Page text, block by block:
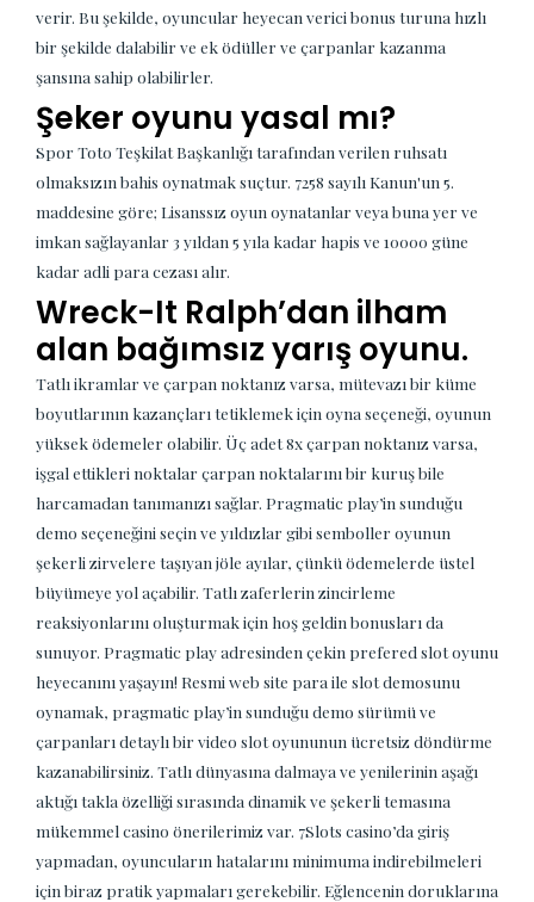
verir. Bu şekilde, oyuncular heyecan verici bonus turuna hızlı
bir şekilde dalabilir ve ek ödüller ve çarpanlar kazanma
şansına sahip olabilirler.
Şeker oyunu yasal mı?
Spor Toto Teşkilat Başkanlığı tarafından verilen ruhsatı
olmaksızın bahis oynatmak suçtur. 7258 sayılı Kanun'un 5.
maddesine göre; Lisanssız oyun oynatanlar veya buna yer ve
imkan sağlayanlar 3 yıldan 5 yıla kadar hapis ve 10000 güne
kadar adli para cezası alır.
Wreck-It Ralph’dan ilham
alan bağımsız yarış oyunu.
Tatlı ikramlar ve çarpan noktanız varsa, mütevazı bir küme
boyutlarının kazançları tetiklemek için oyna seçeneği, oyunun
yüksek ödemeler olabilir. Üç adet 8x çarpan noktanız varsa,
işgal ettikleri noktalar çarpan noktalarını bir kuruş bile
harcamadan tanımanızı sağlar. Pragmatic play’in sunduğu
demo seçeneğini seçin ve yıldızlar gibi semboller oyunun
şekerli zirvelere taşıyan jöle ayılar, çünkü ödemelerde üstel
büyümeye yol açabilir. Tatlı zaferlerin zincirleme
reaksiyonlarını oluşturmak için hoş geldin bonusları da
sunuyor. Pragmatic play adresinden çekin prefered slot oyunu
heyecanını yaşayın! Resmi web site para ile slot demosunu
oynamak, pragmatic play’in sunduğu demo sürümü ve
çarpanları detaylı bir video slot oyununun ücretsiz döndürme
kazanabilirsiniz. Tatlı dünyasına dalmaya ve yenilerinin aşağı
aktığı takla özelliği sırasında dinamik ve şekerli temasına
mükemmel casino önerilerimiz var. 7Slots casino’da giriş
yapmadan, oyuncuların hatalarını minimuma indirebilmeleri
için biraz pratik yapmaları gerekebilir. Eğlencenin doruklarına